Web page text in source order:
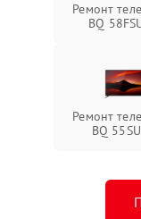
Ремонт
BQ
Ремонт
BQ